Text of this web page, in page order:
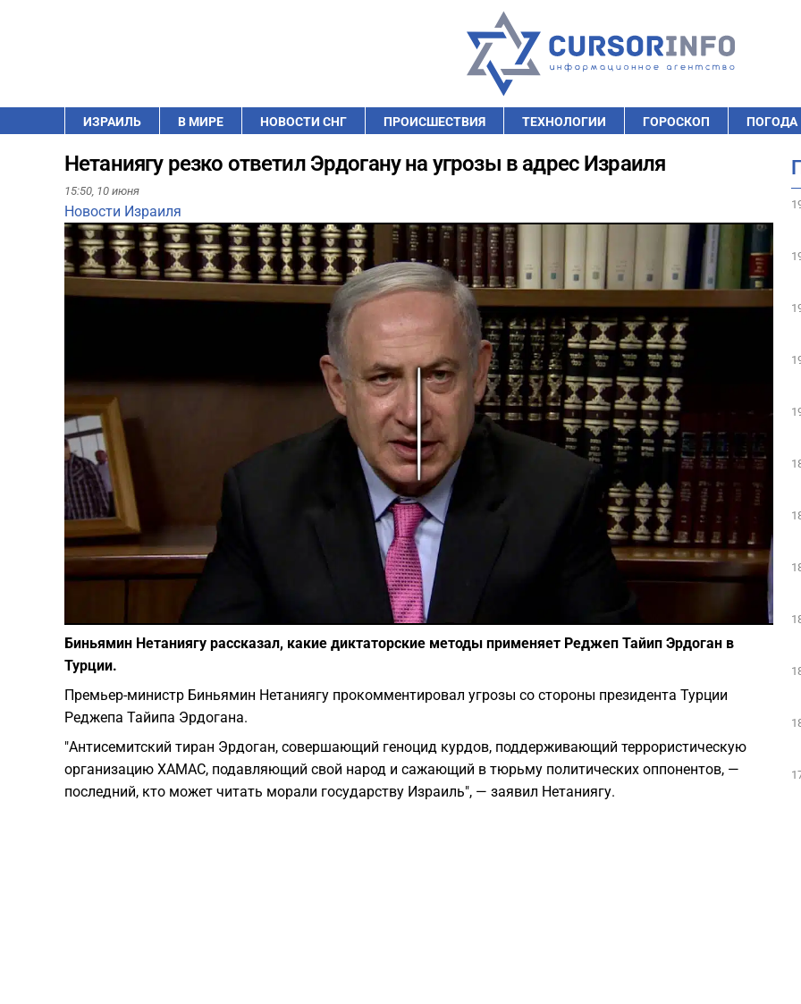
ИЗРАИЛЬ В МИРЕ НОВОСТИ СНГ ПРОИСШЕСТВИЯ ТЕХНОЛОГИИ ГОРОСКОП ПОГОДА
Нетаниягу резко ответил Эрдогану на угрозы в адрес Израиля
15:50, 10 июня
Новости Израиля
Play
Биньямин Нетаниягу рассказал, какие диктаторские методы применяет Реджеп Тайип Эрдоган в
Турции.
Премьер-министр Биньямин Нетаниягу прокомментировал угрозы со стороны президента Турции
Реджепа Тайипа Эрдогана.
"Антисемитский тиран Эрдоган, совершающий геноцид курдов, поддерживающий террористическую
организацию ХАМАС, подавляющий свой народ и сажающий в тюрьму политических оппонентов, —
последний, кто может читать морали государству Израиль", — заявил Нетаниягу.